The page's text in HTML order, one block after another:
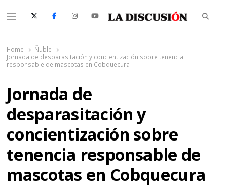
Menu
Home
Ñuble
Jornada de desparasitación y concientización sobre tenencia
responsable de mascotas en Cobquecura
Jornada de
desparasitación y
concientización sobre
tenencia responsable de
mascotas en Cobquecura